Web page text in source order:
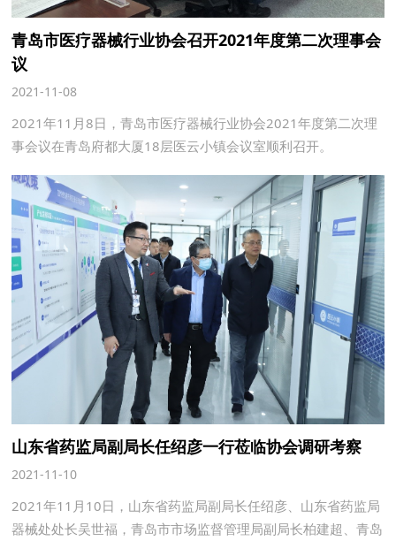
青岛市医疗器械行业协会召开2021年度第二次理事会
议
2021-11-08
2021年11月8日，青岛市医疗器械行业协会2021年度第二次理
事会议在青岛府都大厦18层医云小镇会议室顺利召开。
山东省药监局副局长任绍彦一行莅临协会调研考察
2021-11-10
2021年11月10日，山东省药监局副局长任绍彦、山东省药监局
器械处处长吴世福，青岛市市场监督管理局副局长柏建超、青岛